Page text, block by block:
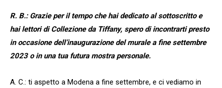
R. B.: Grazie per il tempo che hai dedicato al sottoscritto e
hai lettori di Collezione da Tiffany, spero di incontrarti presto
in occasione dell’inaugurazione del murale a fine settembre
2023 o in una tua futura mostra personale.
A. C.: ti aspetto a Modena a fine settembre, e ci vediamo in